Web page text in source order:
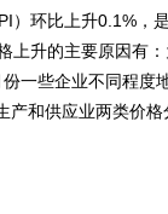
环比上升0.1%，
上升的主要原因有
一些企业不同程度
和供应业两类价